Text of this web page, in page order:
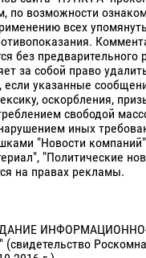
по возможности
всех
без предварительного
за собой право
если указанные
оскорбления,
свободой
иных
"Новости
"Политические
на правах рекламы.
(свидетельство